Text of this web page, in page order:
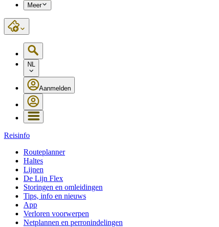
Meer
NL
Aanmelden
Reisinfo
Routeplanner
Haltes
Lijnen
De Lijn Flex
Storingen en omleidingen
Tips, info en nieuws
App
Verloren voorwerpen
Netplannen en perronindelingen